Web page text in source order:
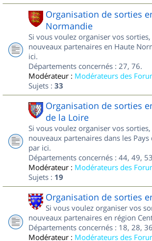
Organisation de sorties
Normandie
Si vous voulez organiser vos
nouveaux partenaires en Haute
ici.
Départements concernés : 27, 76.
Modérateur : Modérateurs des
Sujets : 33
Organisation de sorties
de la Loire
Si vous voulez organiser vos
nouveaux partenaires dans les Pays
par ici.
Départements concernés : 44, 49,
Modérateur : Modérateurs des
Sujets : 19
Organisation de sorties
Si vous voulez organiser vos
nouveaux partenaires en région
Départements concernés : 18, 28,
Modérateur : Modérateurs des